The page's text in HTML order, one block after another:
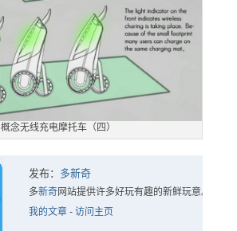
概念无线充电摩托车（四）
发布： 多新奇
多新奇网站提供许多好玩有趣的新鲜玩意。
我的文章- 访问主页